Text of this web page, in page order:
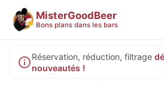
MisterGoodBeer
Bons plans dans les bars
Réservation, réduction, filtrage
nouveautés !